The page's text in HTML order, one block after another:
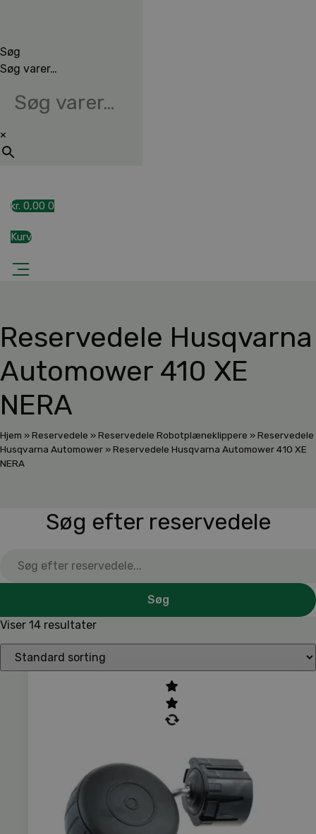
Søg
Søg varer…
×
kr. 0,00 0
Kurv
Reservedele Husqvarna
Automower 410 XE
NERA
Hjem »Reservedele »Reservedele Robotplæneklippere »Reservedele
Husqvarna Automower»Reservedele Husqvarna Automower 410 XE
NERA
Søg efter reservedele
Søg
Viser 14 resultater